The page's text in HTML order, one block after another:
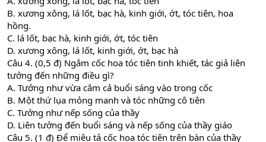
B. xương xông, lá lốt, bạc hà, kinh giới, ớt, tóc tiên, hoa
hồng.
C. lá lốt, bạc hà, kinh giới, ớt, tóc tiên
D. xương xông, lá lốt, kinh giới, ớt, bạc hà
Câu 4. (0,5 đ) Ngắm cốc hoa tóc tiên tinh khiết, tác giả liên
tưởng đến những điều gì?
A. Tưởng như vừa cắm cả buổi sáng vào trong cốc
B. Một thứ lụa mỏng manh và tóc những cô tiên
C. Tưởng như nếp sống của thầy
D. Liên tưởng đến buổi sáng và nếp sống của thầy giáo
Câu 5. (1 đ) Để miêu tả cốc hoa tóc tiên trên bàn của thầy